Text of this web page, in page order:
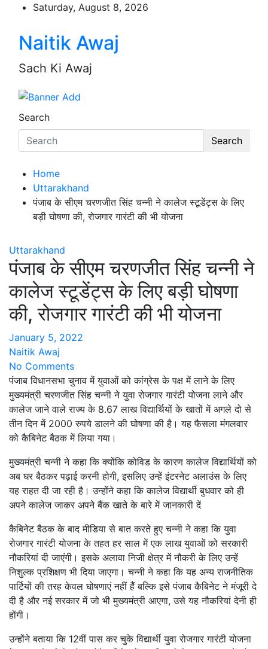
content
Saturday, August 8, 2026
Naitik Awaj
Sach Ki Awaj
Search
Search
Home
Uttarakhand
पंजाब के सीएम चरणजीत सिंह चन्नी ने कालेज स्टूडेंट्स के लिए
बड़ी घोषणा की, रोजगार गारंटी की भी योजना
Uttarakhand
पंजाब के सीएम चरणजीत सिंह चन्नी ने
कालेज स्टूडेंट्स के लिए बड़ी घोषणा
की, रोजगार गारंटी की भी योजना
January 5, 2022
Naitik Awaj
No Comments
पंजाब विधानसभा चुनाव में युवाओं को कांग्रेस के पक्ष में लाने के लिए
मुख्यमंत्री चरणजीत सिंह चन्नी ने युवा रोजगार गारंटी योजना लाने और
कालेज जाने वाले राज्य के 8.67 लाख विद्यार्थियों के खातों में अगले दो से
तीन दिन में 2000 रुपये डालने की घोषणा की है। यह फैसला मंगलवार
को कैबिनेट बैठक में लिया गया।
मुख्यमंत्री चन्नी ने कहा कि क्योंकि कोविड के कारण कालेज विद्यार्थियों को
अब घर बैठकर पढ़ाई करनी होगी, इसलिए उन्हें इंटरनेट अलाउंस के लिए
यह राहत दी जा रही है। उन्होंने कहा कि कालेज विद्यार्थी बुधवार को ही
अपने कालेज जाकर अपने बैंक खाते के बारे में जानकारी दें
कैबिनेट बैठक के बाद मीडिया से बात करते हुए चन्नी ने कहा कि युवा
रोजगार गारंटी योजना के तहत हर साल में एक लाख युवाओं को सरकारी
नौकरियां दी जाएंगी। इसके अलावा निजी क्षेत्र में नौकरी के लिए उन्हें
निशुल्क प्रशिक्षण भी दिया जाएगा। चन्नी ने कहा कि यह अन्य राजनीतिक
पार्टियों की तरह केवल घोषणाएं नहीं हैैं बल्कि इसे पंजाब कैबिनेट ने मंजूरी दे
दी है और नई सरकार में जो भी मुख्यमंत्री आएगा, उसे यह नौकरियां देनी ही
होंगी।
उन्होंने बताया कि 12वीं पास कर चुके विद्यार्थी युवा रोजगार गारंटी योजना